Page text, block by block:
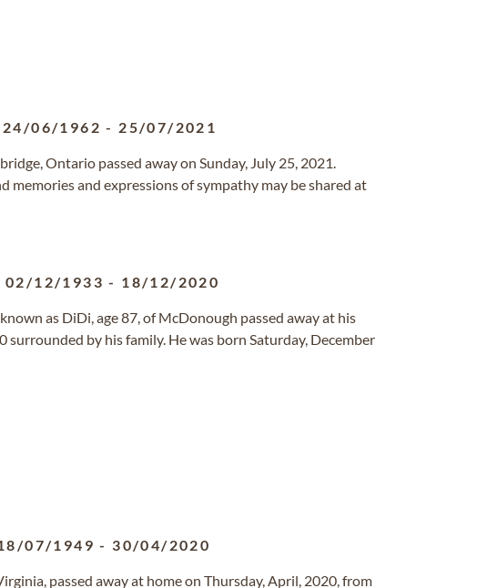
24/06/1962 - 25/07/2021
Ontario passed away on Sunday, July 25, 2021.
memories and expressions of sympathy may be shared at
02/12/1933 - 18/12/2020
as DiDi, age 87, of McDonough passed away at his
surrounded by his family. He was born Saturday, December
07/1949 - 30/04/2020
passed away at home on Thursday, April, 2020, from